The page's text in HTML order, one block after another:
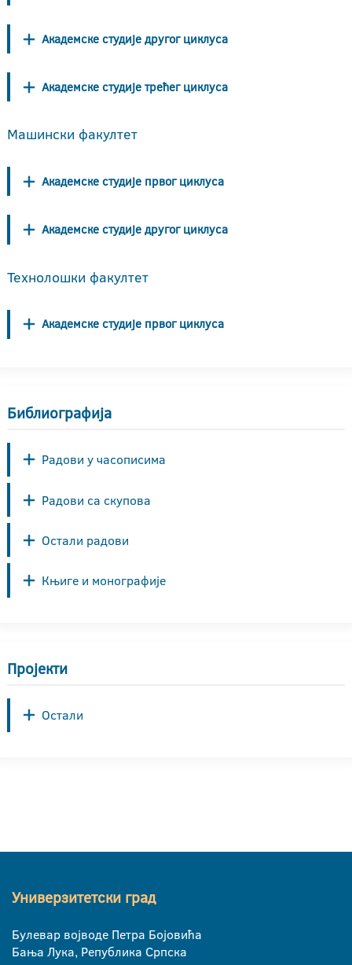
Академске студије другог циклуса
Академске студије трећег циклуса
Машински факултет
Академске студије првог циклуса
Академске студије другог циклуса
Технолошки факултет
Академске студије првог циклуса
Библиографија
Радови у часописима
Радови са скупова
Остали радови
Књиге и монографије
Пројекти
Остали
Универзитетски град
Булевар војводе Петра Бојовића
Бања Лука, Република Српска